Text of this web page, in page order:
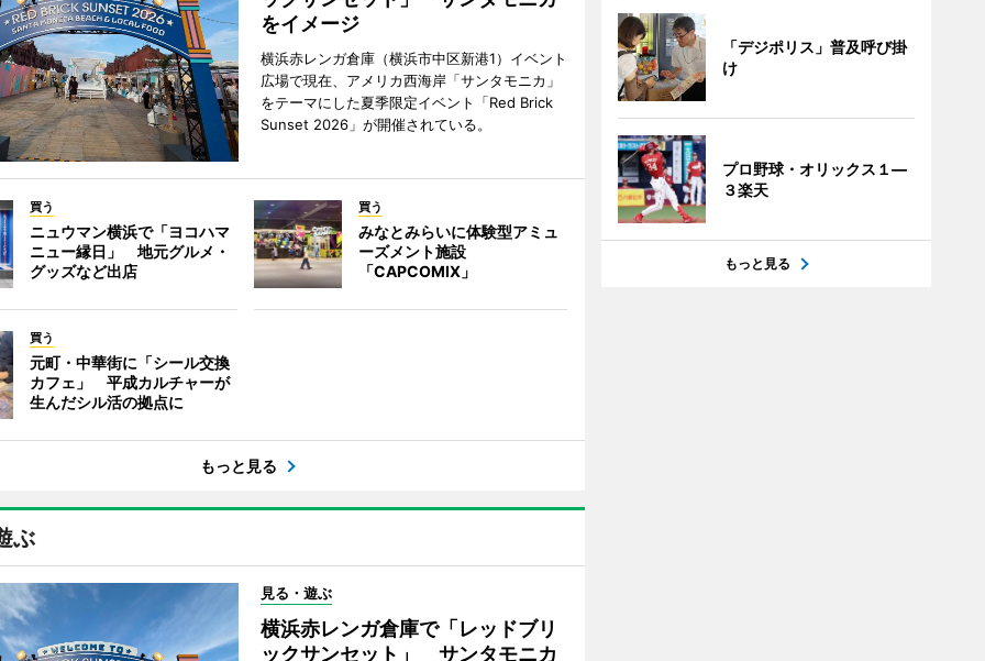
をイメージ
横浜赤レンガ倉庫（横浜市中区新港1）イベント
広場で現在、アメリカ西海岸「サンタモニカ」
をテーマにした夏季限定イベント「Red Brick
Sunset 2026」が開催されている。
買う
ニュウマン横浜で「ヨコハマ
ニュー縁日」 地元グルメ・
グッズなど出店
買う
みなとみらいに体験型アミュ
ーズメント施設
「CAPCOMIX」
買う
元町・中華街に「シール交換
カフェ」 平成カルチャーが
生んだシル活の拠点に
もっと見る
ぶ
見る・遊ぶ
横浜赤レンガ倉庫で「レッドブリ
ックサンセット」 サンタモニカ
「デジポリス」普及呼び掛
け
プロ野球・オリックス１―
３楽天
もっと見る